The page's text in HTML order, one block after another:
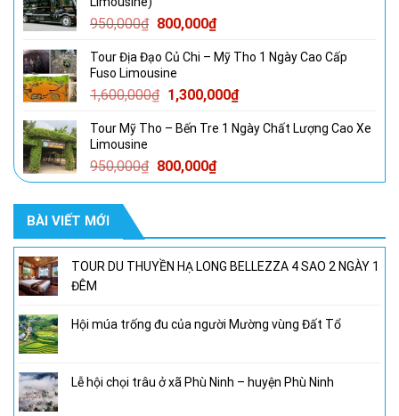
950,000₫ Giá
là:
950,000₫.
800,000₫Giá
tại
800,000₫.
Tour Địa Đạo Củ Chi – Mỹ Tho 1 Ngày Cao Cấp
Fuso Limousine
1,600,000₫ Giá
là:
1,300,000₫Giá
tại
Tour Mỹ Tho – Bến Tre 1 Ngày Chất Lượng Cao Xe
Limousine
950,000₫ Giá
gốc
800,000₫Giá
hiện
800,000₫.
BÀI VIẾT MỚI
TOUR DU THUYỀN HẠ LONG BELLEZZA 4 SAO 2 NGÀY 1
ĐÊM
Hội múa trống đu của người Mường vùng Đất Tổ
Lễ hội chọi trâu ở xã Phù Ninh – huyện Phù Ninh